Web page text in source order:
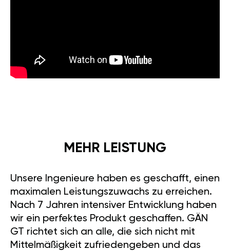
MEHR LEISTUNG
Unsere Ingenieure haben es geschafft, einen
maximalen Leistungszuwachs zu erreichen.
Nach 7 Jahren intensiver Entwicklung haben
wir ein perfektes Produkt geschaffen. GÄN
GT richtet sich an alle, die sich nicht mit
Mittelmäßigkeit zufriedengeben und das